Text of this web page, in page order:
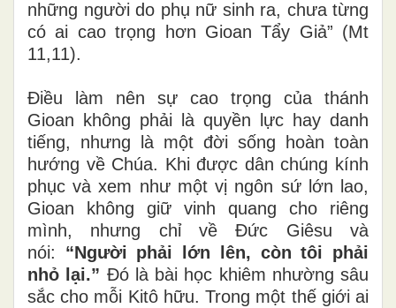
những người do phụ nữ sinh ra, chưa từng
có ai cao trọng hơn Gioan Tẩy Giả” (Mt
11,11).
Điều làm nên sự cao trọng của thánh
Gioan không phải là quyền lực hay danh
tiếng, nhưng là một đời sống hoàn toàn
hướng về Chúa. Khi được dân chúng kính
phục và xem như một vị ngôn sứ lớn lao,
Gioan không giữ vinh quang cho riêng
mình, nhưng chỉ về Đức Giêsu và
nói: “Người phải lớn lên, còn tôi phải
nhỏ lại.” Đó là bài học khiêm nhường sâu
sắc cho mỗi Kitô hữu. Trong một thế giới ai